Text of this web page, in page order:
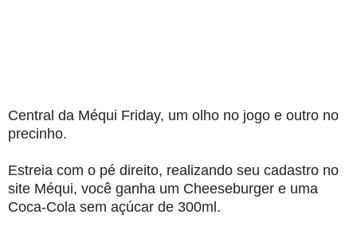
Central da Méqui Friday, um olho no jogo e outro no
precinho.
Estreia com o pé direito, realizando seu cadastro no
site Méqui, você ganha um Cheeseburger e uma
Coca-Cola sem açúcar de 300ml.